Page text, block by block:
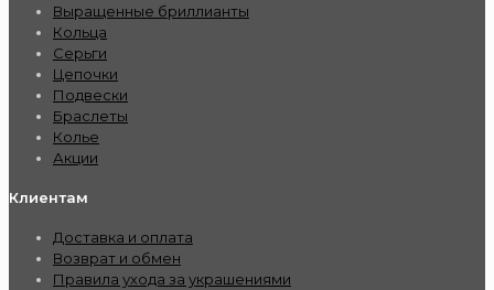
Выращенные бриллианты
Кольца
Серьги
Цепочки
Подвески
Браслеты
Колье
Акции
Клиентам
Доставка и оплата
Возврат и обмен
Правила ухода за украшениями